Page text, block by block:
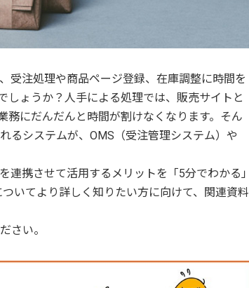
受注処理や商品ページ登録、在庫調整に時間を
しょうか？人手による処理では、販売サイトと
務にだんだんと時間が割けなくなります。そん
るシステムが、OMS（受注管理システム）や
連携させて活用するメリットを「5分でわかる」
いてより詳しく知りたい方に向けて、関連資料
さい。